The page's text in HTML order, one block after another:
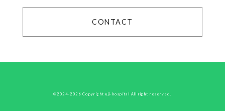
CONTACT
©2024-2026 Copyright uji-hospital All right reserved.